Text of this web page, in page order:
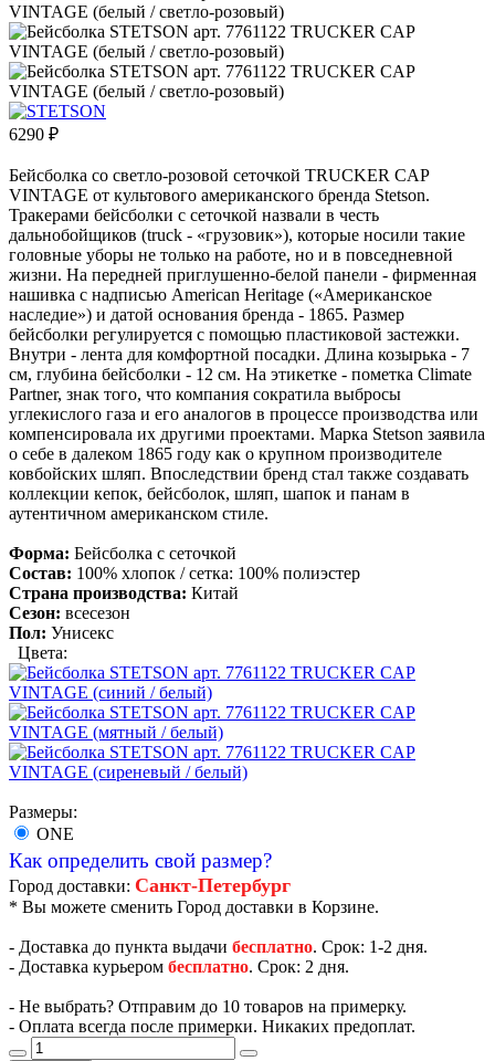
6290 ₽
Бейсболка со светло-розовой сеточкой TRUCKER CAP
VINTAGE от культового американского бренда Stetson.
Тракерами бейсболки с сеточкой назвали в честь
дальнобойщиков (truck - «грузовик»), которые носили такие
головные уборы не только на работе, но и в повседневной
жизни. На передней приглушенно-белой панели - фирменная
нашивка с надписью American Heritage («Американское
наследие») и датой основания бренда - 1865. Размер
бейсболки регулируется с помощью пластиковой застежки.
Внутри - лента для комфортной посадки. Длина козырька - 7
см, глубина бейсболки - 12 см. На этикетке - пометка Climate
Partner, знак того, что компания сократила выбросы
углекислого газа и его аналогов в процессе производства или
компенсировала их другими проектами. Марка Stetson заявила
о себе в далеком 1865 году как о крупном производителе
ковбойских шляп. Впоследствии бренд стал также создавать
коллекции кепок, бейсболок, шляп, шапок и панам в
аутентичном американском стиле.
Форма: Бейсболка с сеточкой
Состав: 100% хлопок / сетка: 100% полиэстер
Страна производства: Китай
Сезон: всесезон
Пол: Унисекс
Цвета:
Размеры:
ONE
Как определить свой размер?
Город доставки: Санкт-Петербург
* Вы можете сменить Город доставки в Корзине.
- Доставка до пункта выдачи бесплатно. Срок: 1-2 дня.
- Доставка курьером бесплатно. Срок: 2 дня.
- Не выбрать? Отправим до 10 товаров на примерку.
- Оплата всегда после примерки. Никаких предоплат.